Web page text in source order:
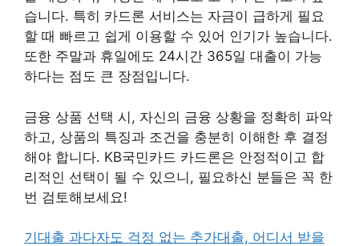
습니다. 특히 카드론 서비스는 자금이 급하게 필요
할 때 빠르고 쉽게 이용할 수 있어 인기가 높습니다.
또한 주말과 휴일에도 24시간 365일 대출이 가능
하다는 점도 큰 장점입니다.
금융 상품 선택 시, 자신의 금융 상황을 정확히 파악
하고, 상품의 특징과 조건을 충분히 이해한 후 결정
해야 합니다. KB국민카드 카드론은 안정적이고 합
리적인 선택이 될 수 있으니, 필요하신 분들은 꼭 한
번 검토해보세요!
기대출 과다자도 걱정 없는 추가대출, 어디서 받을